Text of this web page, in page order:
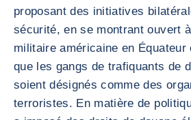
proposant des initiatives
sécurité, en se montrant ouvert
militaire américaine en Équateur
que les gangs de trafiquants de
soient désignés comme des
terroristes. En matière de